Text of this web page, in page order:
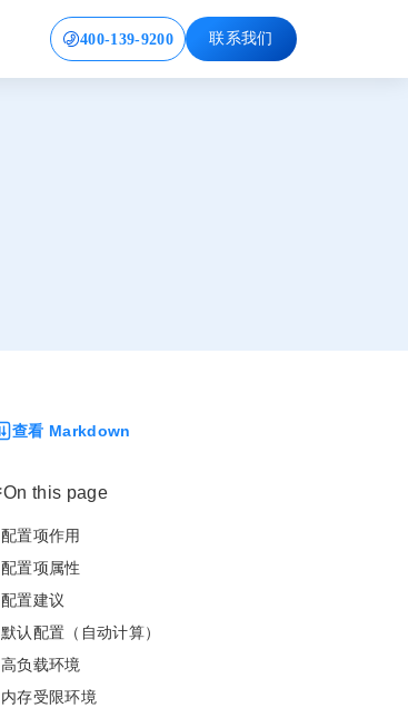
400-139-9200 联系我们
查看 Markdown
On this page
配置项作用
配置项属性
配置建议
默认配置（自动计算）
高负载环境
内存受限环境